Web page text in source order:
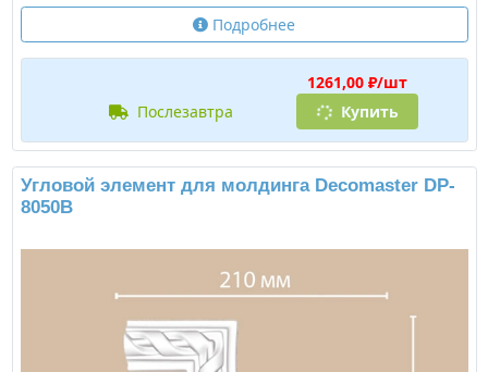
Подробнее
1261,00 ₽/шт
послезавтра
Купить
Угловой элемент для молдинга Decomaster DP-
8050B